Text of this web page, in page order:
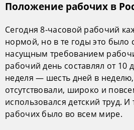
Положение рабочих в
Сегодня 8-часовой рабочий
нормой, но в те годы это
насущным требованием
рабочий день составлял от 10
неделя — шесть дней в неделю,
отсутствовали, широко и
использовался детский труд.
рабочих было во всем мире.